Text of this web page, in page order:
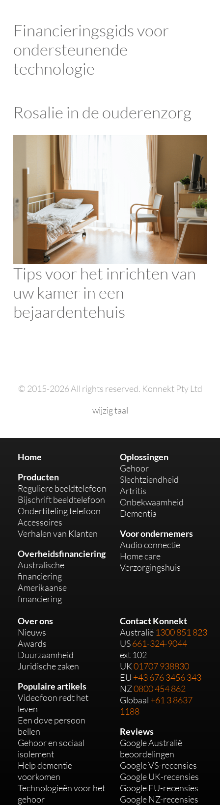
Financieringsgids voor
ondersteunende
technologie
Rosalie in de ouderenzorg
Tips voor het inrichten van
uw kamer in een
bejaardentehuis
© 2015-2026 All rights reserved. Konnekt Pty Ltd
wijzig taal
Home
Producten
Reguliere beeldtelefoon
Bijschrift beeldtelefoon
Ondertiteling telefoon
Accessoires
Verhalen van Klanten
Overheidsfinanciering
Australische
financiering
Amerikaanse
financiering
Oplossingen
Gehoor
Slechtziendheid
Artritis
Onbekwaamheid
Dementia
Voor ondernemers
Audio connectie
Home care
Verzorgingshuis
Over ons
Nieuws
Awards
Duurzaamheid
Juridische zaken
Populaire artikels
Videofoon redt het
leven
Een dove persoon
bellen
Gehoor en sociaal
isolement
Help dementie
voorkomen
Technologieën voor het
gehoor
Contact Konnekt
Australië 1300 851 823
US661-324-9044
ext 102
UK01707 938830
EU +43 676 3456 343
NZ0800 454 862
Globaal +61 3 8637
1188
Reviews
Google Australië
beoordelingen
Google VS-recensies
Google UK-recensies
Google EU-recensies
Google NZ-recensies